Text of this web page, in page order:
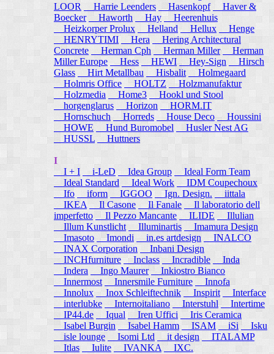
LOOR
Harrie Leenders Hasenkopf
Haver &
Boecker
Haworth Hay
Heerenhuis
Heizkorper Prolux
Helland Hellux
Henge
HENRYTIMI
Hera
Hering Architectural
Concrete
Herman Cph Herman Miller
Herman
Miller Europe
Hess HEWI Hey-Sign
Hirsch
Glass
Hirt Metallbau Hisbalit
Holmegaard
Holmris Office
HOLTZ
Holzmanufaktur
Holzmedia
Home3
Hookl und Stool
horgenglarus
Horizon
HORM.IT
Hornschuch
Horreds House Deco
Houssini
HOWE
Hund Buromobel
Husler Nest AG
HUSSL
Huttners
I
I + I
i-LeD Idea Group
Ideal Form Team
Ideal Standard
Ideal Work
IDM Coupechoux
Ifo
iform IGGOO Ign. Design.
iittala
IKEA
Il Casone Il Fanale
Il laboratorio dell
imperfetto
Il Pezzo Mancante ILIDE
Illulian
Illum Kunstlicht
Illuminartis
Imamura Design
Imasoto
Imondi in.es artdesign
INALCO
INAX Corporation
Inbani Design
INCHfurniture
Inclass Incradible
Inda
Indera
Ingo Maurer
Inkiostro Bianco
Innermost
Innersmile Furniture
Innofa
Innolux
Inox Schleiftechnik Inspirit
Interface
interlubke
Internoitaliano Interstuhl
Intertime
IP44.de
Iqual Iren Uffici
Iris Ceramica
Isabel Burgin
Isabel Hamm ISAM iSi Isku
isle lounge
Isomi Ltd it design
ITALAMP
Itlas
Iulite IVANKA IXC.